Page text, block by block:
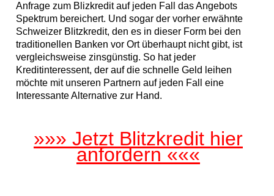
Anfrage zum Blizkredit auf jeden Fall das Angebots
Spektrum bereichert. Und sogar der vorher erwähnte
Schweizer Blitzkredit, den es in dieser Form bei den
traditionellen Banken vor Ort überhaupt nicht gibt, ist
vergleichsweise zinsgünstig. So hat jeder
Kreditinteressent, der auf die schnelle Geld leihen
möchte mit unseren Partnern auf jeden Fall eine
Interessante Alternative zur Hand.
»»» Jetzt Blitzkredit hier
anfordern «««